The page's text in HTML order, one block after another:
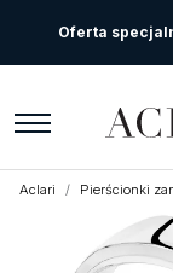
Oferta
Aclari Pierścionki